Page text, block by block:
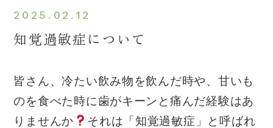
2025.02.12
知覚過敏症について
皆さん、冷たい飲み物を飲んだ時や、甘いも
のを食べた時に歯がキーンと痛んだ経験はあ
りませんか
それは「知覚過敏症」と呼ばれ